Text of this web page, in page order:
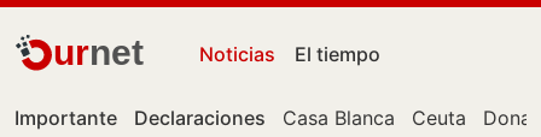
urnet Noticias El tiempo
Importante Declaraciones Casa Blanca Ceuta